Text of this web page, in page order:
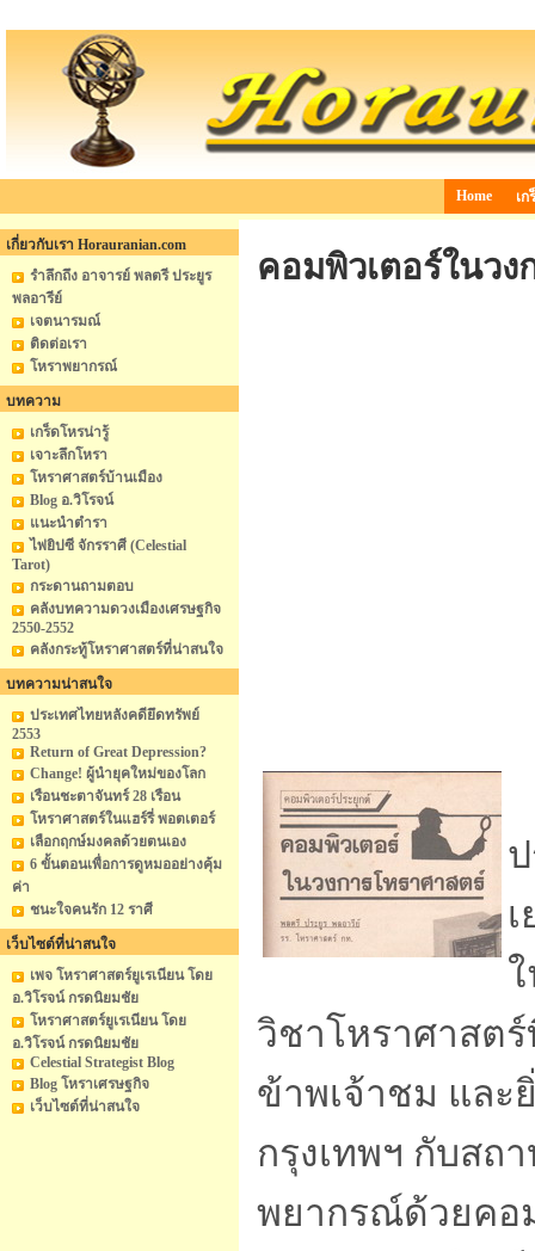
Home เ
เกี่ยวกับเรา Horauranian.com
รำลึกถึง อาจารย์ พลตรี ประยูร
พลอารีย์
เจตนารมณ์
ติดต่อเรา
โหราพยากรณ์
บทความ
เกร็ดโหรน่ารู้
เจาะลึกโหรา
โหราศาสตร์บ้านเมือง
Blog อ.วิโรจน์
แนะนำตำรา
ไพ่ยิปซี จักรราศี (Celestial
Tarot)
กระดานถามตอบ
คลังบทความดวงเมืองเศรษฐกิจ
2550-2552
คลังกระทู้โหราศาสตร์ที่น่าสนใจ
บทความน่าสนใจ
ประเทศไทยหลังคดียึดทรัพย์
2553
Return of Great Depression?
Change! ผู้นำยุคใหม่ของโลก
เรือนชะตาจันทร์ 28 เรือน
โหราศาสตร์ในแฮร์รี่ พอตเตอร์
เลือกฤกษ์มงคลด้วยตนเอง
6 ขั้นตอนเพื่อการดูหมออย่างคุ้ม
ค่า
ชนะใจคนรัก 12 ราศี
เว็บไซต์ที่น่าสนใจ
เพจ โหราศาสตร์ยูเรเนียน โดย
อ.วิโรจน์ กรดนิยมชัย
โหราศาสตร์ยูเรเนียน โดย
อ.วิโรจน์ กรดนิยมชัย
Celestial Strategist Blog
Blog โหราเศรษฐกิจ
เว็บไซต์ที่น่าสนใจ
คอมพิวเตอร์ในวง
วิชาโหราศาสต
ข้าพเจ้าชม และ
กรุงเทพฯ กับสถ
พยากรณ์ด้วยคอ